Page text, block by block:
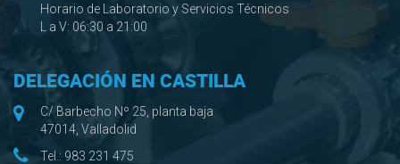
Horario de Laboratorio y Servicios Técnicos
L a V: 06:30 a 21:00
DELEGACIÓN EN CASTILLA
C/ Barbecho Nº 25, planta baja
47014, Valladolid
Tel.: 983 231 475